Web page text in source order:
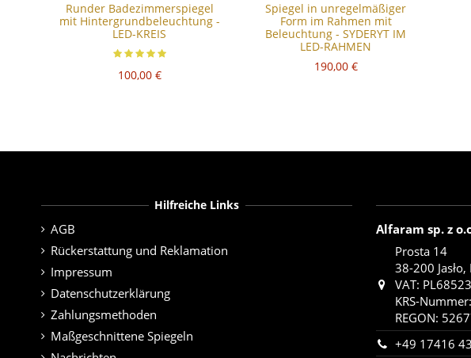
Runder Badezimmerspiegel
mit Hintergrundbeleuchtung -
LED-KREIS
100,00 €
Spiegel in unregelmäßiger
Form im Rahmen mit
Beleuchtung - SYDERYT IM
LED-RAHMEN
190,00 €
Hilfreiche Links
AGB
Rückerstattung und Reklamation
Impressum
Datenschutzerklärung
Zahlungsmethoden
Maßgeschnittene Spiegeln
Alfaram sp. z
Prosta 14
38-200
VAT:
KRS-
REGON:
+49 17416